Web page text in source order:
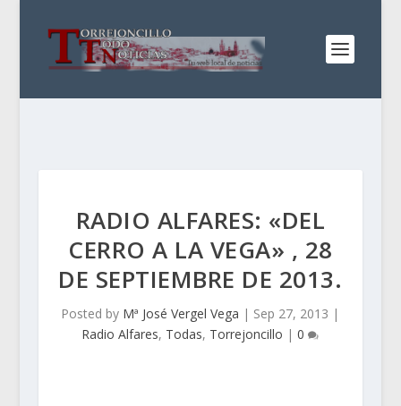
RADIO ALFARES: «DEL
CERRO A LA VEGA» , 28
DE SEPTIEMBRE DE 2013.
Posted by Mª José Vergel Vega | Sep 27, 2013 |
Radio Alfares, Todas, Torrejoncillo |0